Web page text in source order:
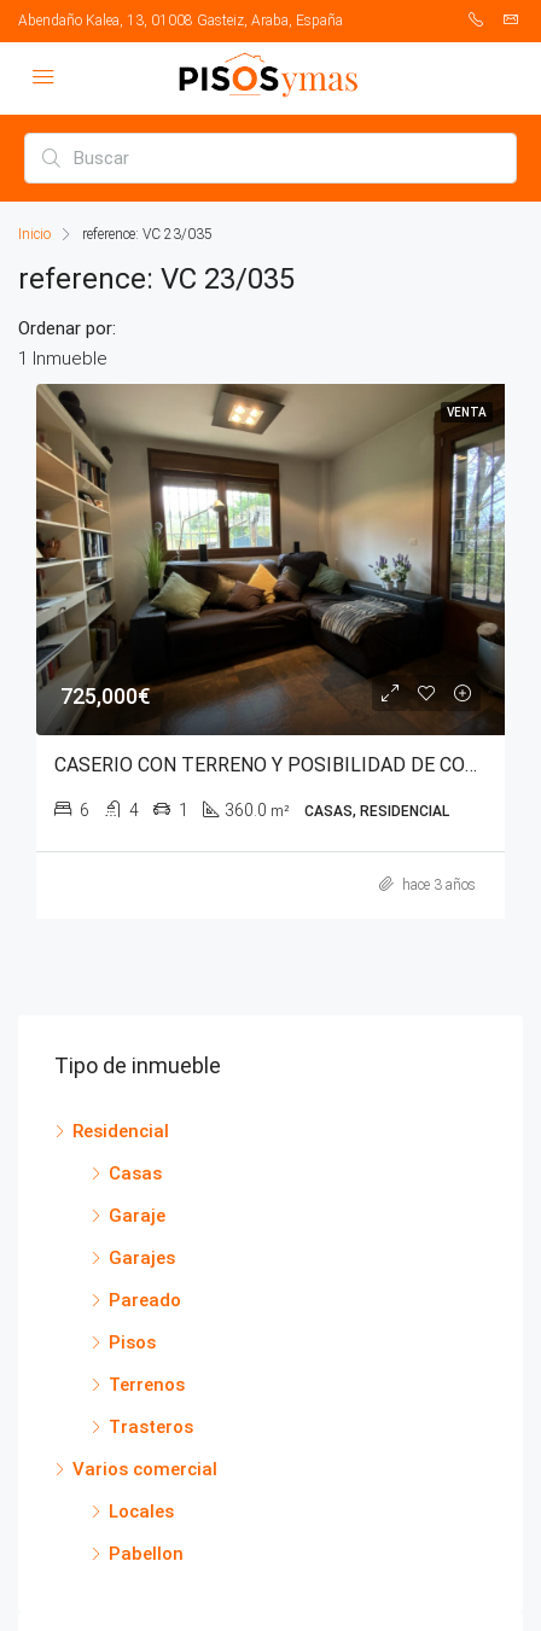
Abendaño Kalea, 13, 01008 Gasteiz, Araba, España
Inicio reference: VC 23/035
reference: VC 23/035
1 Inmueble
Ordenar por:
VENTA
725,000€
CASERIO CON TERRENO Y POSIBILIDAD DE CONTINUIDAD DE NEGOCIO EN ÁLAVA
6 4 1 360.0 m² CASAS, RESIDENCIAL
hace 3 años
Tipo de inmueble
Residencial
Casas
Garaje
Garajes
Pareado
Pisos
Terrenos
Trasteros
Varios comercial
Locales
Pabellon